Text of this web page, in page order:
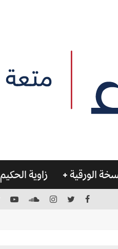
الورقية زاوية الحكيم